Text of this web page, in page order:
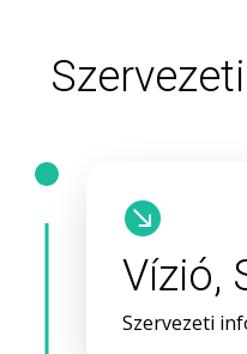

Vízió,
Szervezeti